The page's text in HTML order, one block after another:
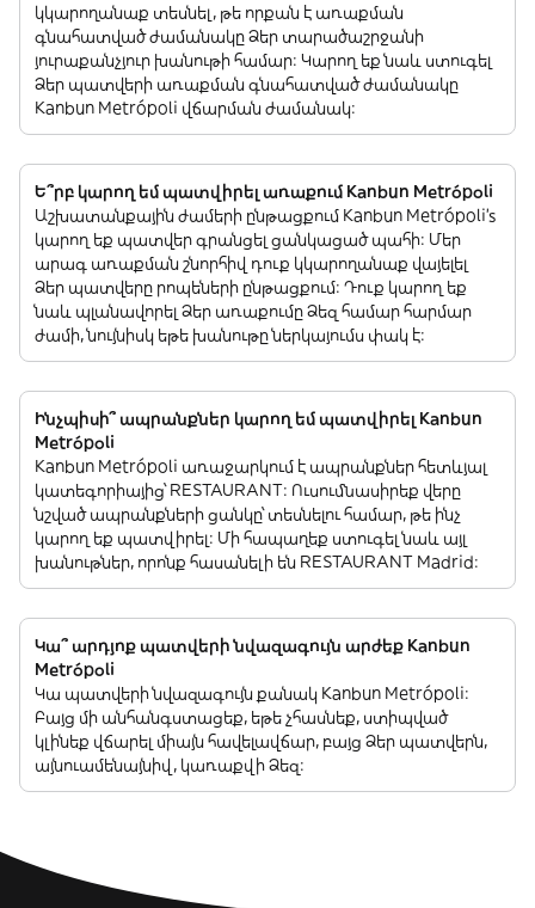
կկարողանաք տեսնել, թե որքան է առաքման
գնահատված ժամանակը Ձեր տարածաշրջանի
յուրաքանչյուր խանութի համար: Կարող եք նաև ստուգել
Ձեր պատվերի առաքման գնահատված ժամանակը
Kanbun Metrópoli վճարման ժամանակ:
Ե՞րբ կարող եմ պատվիրել առաքում Kanbun Metrópoli
Աշխատանքային ժամերի ընթացքում Kanbun Metrópoli’s
կարող եք պատվեր գրանցել ցանկացած պահի: Մեր
արագ առաքման շնորհիվ դուք կկարողանաք վայելել
Ձեր պատվերը րոպեների ընթացքում: Դուք կարող եք
նաև պլանավորել Ձեր առաքումը Ձեզ համար հարմար
ժամի, նույնիսկ եթե խանութը ներկայումս փակ է:
Ինչպիսի՞ ապրանքներ կարող եմ պատվիրել Kanbun
Metrópoli
Kanbun Metrópoli առաջարկում է ապրանքներ հետևյալ
կատեգորիայից՝ RESTAURANT: Ուսումնասիրեք վերը
նշված ապրանքների ցանկը՝ տեսնելու համար, թե ինչ
կարող եք պատվիրել: Մի հապաղեք ստուգել նաև այլ
խանութներ, որոնք հասանելի են RESTAURANT Madrid:
Կա՞ արդյոք պատվերի նվազագույն արժեք Kanbun
Metrópoli
Կա պատվերի նվազագույն քանակ Kanbun Metrópoli:
Բայց մի անհանգստացեք, եթե չհասնեք, ստիպված
կլինեք վճարել միայն հավելավճար, բայց Ձեր պատվերն,
այնուամենայնիվ, կառաքվի Ձեզ: